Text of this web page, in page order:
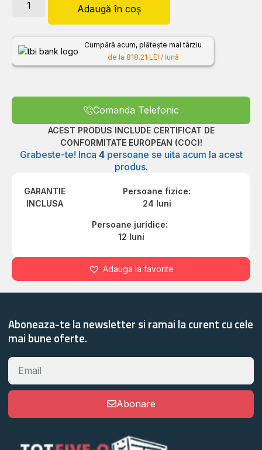
Adaugă în coș
Cumpără acum, plătește mai târziu
de la 818.21 LEI / lună
Comanda Telefonic
ACEST PRODUS INCLUDE CERTIFICAT DE
CONFORMITATE EUROPEAN (COC)!
Grabeste-te! Inca 4 persoane se uita acum la acest
produs.
GARANTIE
INCLUSA
Persoane fizice:
24 luni
Persoane juridice:
12 luni
Adauga la favorite
Aboneaza-te la newsletter si ramai la curent cu cele
mai bune oferte.
Abonare